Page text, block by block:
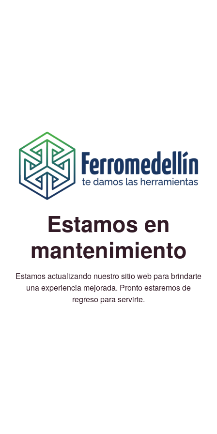
Estamos en
mantenimiento
Estamos actualizando nuestro sitio web para brindarte
una experiencia mejorada. Pronto estaremos de
regreso para servirte.